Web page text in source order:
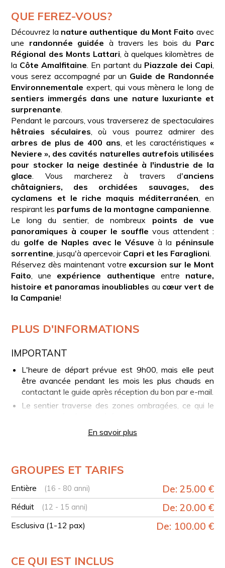
QUE FEREZ-VOUS?
Découvrez la nature authentique du Mont Faito avec
une randonnée guidée à travers les bois du Parc
Régional des Monts Lattari , à quelques kilomètres de
la Côte Amalfitaine . En partant du Piazzale dei Capi
vous serez accompagné par un Guide de Randonnée
Environnementale expert, qui vous mènera le long de
sentiers immergés dans une nature luxuriante et
surprenante
Pendant le parcours, vous traverserez de spectaculaires
hêtraies séculaires , où vous pourrez admirer des
arbres de plus de 400 ans , et les caractéristiques «
Neviere », des cavités naturelles autrefois utilisées
pour stocker la neige destinée à l'industrie de la
glace . Vous marcherez à travers d'anciens
châtaigniers, des orchidées sauvages, des
cyclamens et le riche maquis méditerranéen , en
respirant les parfums de la montagne campanienne
Le long du sentier, de nombreux points de vue
panoramiques à couper le souffle vous attendent :
du golfe de Naples avec le Vésuve à la péninsule
sorrentine , jusqu'à apercevoir Capri et les Faraglioni
Réservez dès maintenant votre excursion sur le Mont
Faito , une expérience authentique entre nature,
histoire et panoramas inoubliables au cœur vert de
la Campanie!
PLUS D'INFORMATIONS
IMPORTANT
L'heure de départ prévue est 9h00, mais elle peut
être avancée pendant les mois les plus chauds en
contactant le guide après réception du bon par e-mail.
Le sentier traverse des zones ombragées, ce qui le
Il n'y a pas de pentes importantes, le parcours est
Rencontre avec le guide à Piazzale dei Capi
Début de la randonnée en direction du Monte Faito
Promenade à travers des forêts de hêtres
centenaires, des puits à neige et d’anciens bois de
châtaigniers
Faraglioni
En savoir plus
GROUPES ET TARIFS
Entière (16 - 80 anni) De: 25.00 €
Réduit (12 - 15 anni) De: 20.00 €
Esclusiva (1-12 pax) De: 100.00 €
CE QUI EST INCLUS